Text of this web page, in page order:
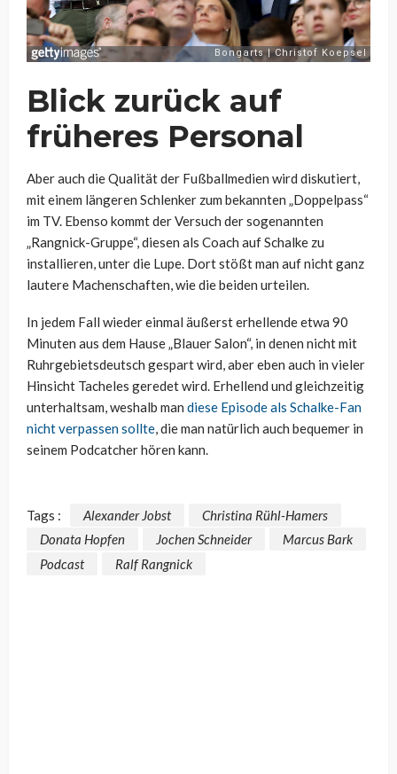
Blick zurück auf
früheres Personal
Aber auch die Qualität der Fußballmedien wird diskutiert,
mit einem längeren Schlenker zum bekannten „Doppelpass“
im TV. Ebenso kommt der Versuch der sogenannten
„Rangnick-Gruppe“, diesen als Coach auf Schalke zu
installieren, unter die Lupe. Dort stößt man auf nicht ganz
lautere Machenschaften, wie die beiden urteilen.
In jedem Fall wieder einmal äußerst erhellende etwa 90
Minuten aus dem Hause „Blauer Salon“, in denen nicht mit
Ruhrgebietsdeutsch gespart wird, aber eben auch in vieler
Hinsicht Tacheles geredet wird. Erhellend und gleichzeitig
unterhaltsam, weshalb man diese Episode als Schalke-Fan
nicht verpassen sollte, die man natürlich auch bequemer in
seinem Podcatcher hören kann.
Tags : Alexander Jobst
Christina Rühl-Hamers
Donata Hopfen
Jochen Schneider
Marcus Bark
Podcast
Ralf Rangnick